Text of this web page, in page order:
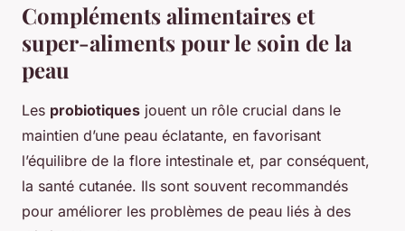
Compléments alimentaires et
super-aliments pour le soin de la
peau
Les probiotiques jouent un rôle crucial dans le
maintien d’une peau éclatante, en favorisant
l’équilibre de la flore intestinale et, par conséquent,
la santé cutanée. Ils sont souvent recommandés
pour améliorer les problèmes de peau liés à des